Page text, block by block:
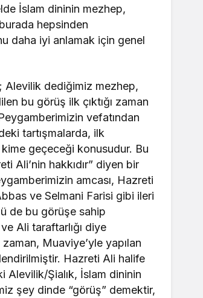
İslam dininin mezhep,
hepsinden
daha iyi anlamak için genel
Alevilik dediğimiz mezhep,
bu görüş ilk çıktığı zaman
vefatından
tartışmalarda, ilk
geçeceği konusudur. Bu
Ali’nin hakkıdır” diyen bir
amcası, Hazreti
ve Selmani Farisi gibi ileri
de bu görüşe sahip
Ali taraftarlığı diye
Muaviye’yle yapılan
Hazreti Ali halife
Şialık, İslam dininin
şey dinde “görüş” demektir,